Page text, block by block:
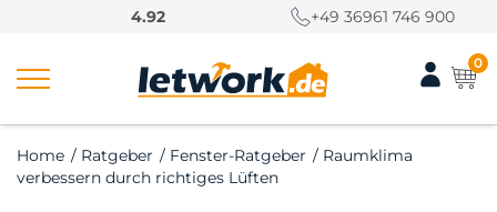
4.92 +49 36961 746 900
0
Home / Ratgeber / Fenster-Ratgeber / Raumklima
verbessern durch richtiges Lüften